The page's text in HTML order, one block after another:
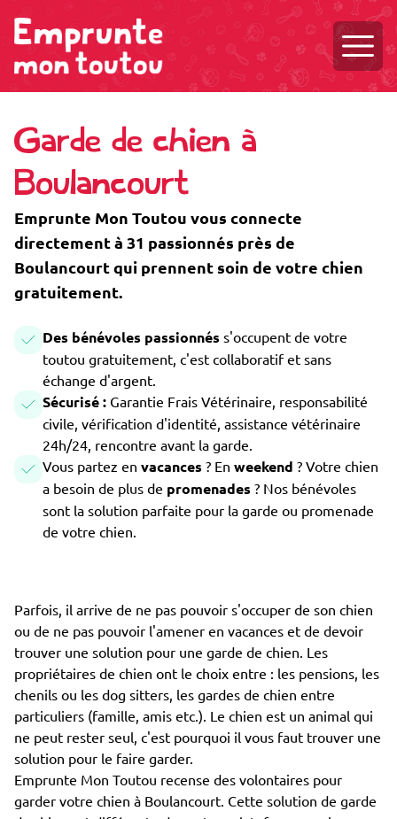
Garde de chien à
Boulancourt
Emprunte Mon Toutou vous connecte
directement à 31 passionnés près de
Boulancourt qui prennent soin de votre chien
gratuitement.
Des bénévoles passionnés s'occupent de votre
toutou gratuitement, c'est collaboratif et sans
échange d'argent.
Sécurisé : Garantie Frais Vétérinaire, responsabilité
civile, vérification d'identité, assistance vétérinaire
24h/24, rencontre avant la garde.
Vous partez en vacances ? En weekend ? Votre chien
a besoin de plus de promenades ? Nos bénévoles
sont la solution parfaite pour la garde ou promenade
de votre chien.
Parfois, il arrive de ne pas pouvoir s'occuper de son chien
ou de ne pas pouvoir l'amener en vacances et de devoir
trouver une solution pour une garde de chien. Les
propriétaires de chien ont le choix entre : les pensions, les
chenils ou les dog sitters, les gardes de chien entre
particuliers (famille, amis etc.). Le chien est un animal qui
ne peut rester seul, c'est pourquoi il vous faut trouver une
solution pour le faire garder.
Emprunte Mon Toutou recense des volontaires pour
garder votre chien à Boulancourt. Cette solution de garde